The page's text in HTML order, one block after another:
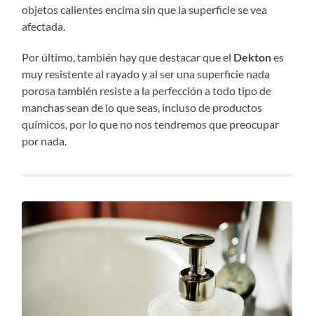
objetos calientes encima sin que la superficie se vea
afectada.
Por último, también hay que destacar que el Dektones
muy resistente al rayado y al ser una superficie nada
porosa también resiste a la perfección a todo tipo de
manchas sean de lo que seas, incluso de productos
químicos, por lo que no nos tendremos que preocupar
por nada.